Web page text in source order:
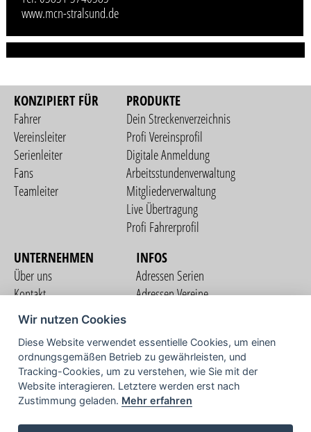
www.mcn-stralsund.de
KONZIPIERT FÜR
Fahrer
Vereinsleiter
Serienleiter
Fans
Teamleiter
PRODUKTE
Dein Streckenverzeichnis
Profi Vereinsprofil
Digitale Anmeldung
Arbeitsstundenverwaltung
Mitgliederverwaltung
Live Übertragung
Profi Fahrerprofil
UNTERNEHMEN
Über uns
Kontakt
Nutzungsbedingungen
Datenschutzerklärung
Impressum
INFOS
Adressen Serien
Adressen Vereine
COMMUNITY
TV
Wir nutzen Cookies
Diese Website verwendet essentielle Cookies, um einen
ordnungsgemäßen Betrieb zu gewährleisten, und
Tracking-Cookies, um zu verstehen, wie Sie mit der
Website interagieren. Letztere werden erst nach
Zustimmung geladen. Mehr erfahren